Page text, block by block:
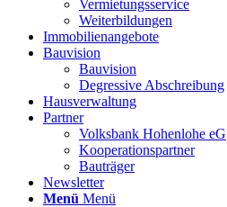
Vermietungsservice
Weiterbildungen
Immobilienangebote
Bauvision
Bauvision
Degressive Abschreibung
Hausverwaltung
Partner
Volksbank Hohenlohe eG
Kooperationspartner
Bauträger
Newsletter
Menü Menü